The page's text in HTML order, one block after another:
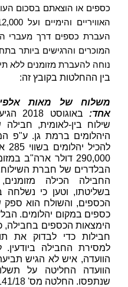
העברת כספים דרך מעברי
המוכרים והרגישים ביותר
נוחה להעברת מזומנים ללא
בין ההחלטות בקובץ זה:
משלוח של מאות
אחד:
שילוח בין-לאומית,
היהלומים ברמת גן. ע"פ
290,000 דולר ארה"ב
הבלדרים של חברת
החבילה הכילה
בשליטתו, וטען כי נשלחה
הכספים, והשולח הוא ספק
כספים במקום יהלומים.
הימצאות הכספים בחבילה,
חבילות כדי לבדוק את
למסירת החבילה
הוועדה, איש לא הגיש
שנתפסו. החלטה מס' 18